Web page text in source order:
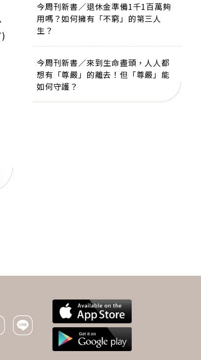
下一則 ＋
反而狂飆！醫驚「胰臟被
埋起來了」：3招推開內
臟脂肪，血糖直接降
36.7%
今周刊新書／退休金準備1千1百萬夠
用嗎？如何擁有「不窮」的第三人
生？
今周刊新書／來到生命盡頭，人人都
想有「尊嚴」的離去！但「尊嚴」能
如何守護？
icon
Line icon